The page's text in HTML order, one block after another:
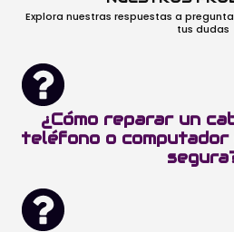
Explora nuestras respuestas a
tus dudas
¿Cómo reparar un
teléfono o computador